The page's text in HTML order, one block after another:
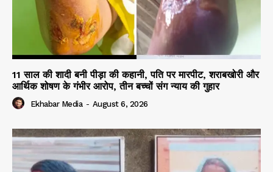
11 साल की शादी बनी पीड़ा की कहानी, पति पर मारपीट, शराबखोरी और
आर्थिक शोषण के गंभीर आरोप, तीन बच्चों संग न्याय की गुहार
Ekhabar Media - August 6, 2026